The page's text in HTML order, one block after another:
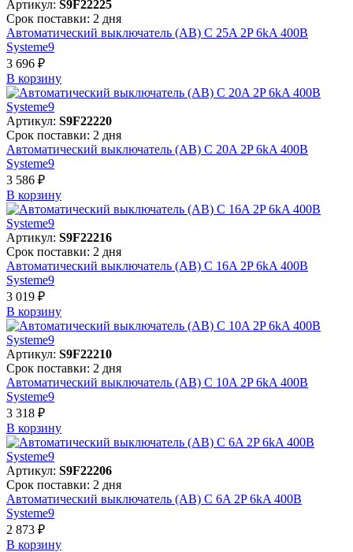
Артикул: S9F22225
Срок поставки: 2 дня
Автоматический выключатель (АВ) C 25A 2P 6kA 400В
Systeme9
3 696 ₽
В корзинy
Артикул: S9F22220
Срок поставки: 2 дня
Автоматический выключатель (АВ) C 20A 2P 6kA 400В
Systeme9
3 586 ₽
В корзинy
Артикул: S9F22216
Срок поставки: 2 дня
Автоматический выключатель (АВ) C 16A 2P 6kA 400В
Systeme9
3 019 ₽
В корзинy
Артикул: S9F22210
Срок поставки: 2 дня
Автоматический выключатель (АВ) C 10A 2P 6kA 400В
Systeme9
3 318 ₽
В корзинy
Артикул: S9F22206
Срок поставки: 2 дня
Автоматический выключатель (АВ) C 6A 2P 6kA 400В
Systeme9
2 873 ₽
В корзинy